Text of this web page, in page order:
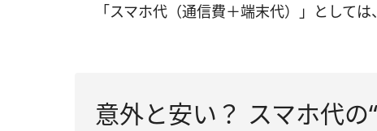
「スマホ代（通信費＋端末代）」として
意外と安い？ スマホ代の